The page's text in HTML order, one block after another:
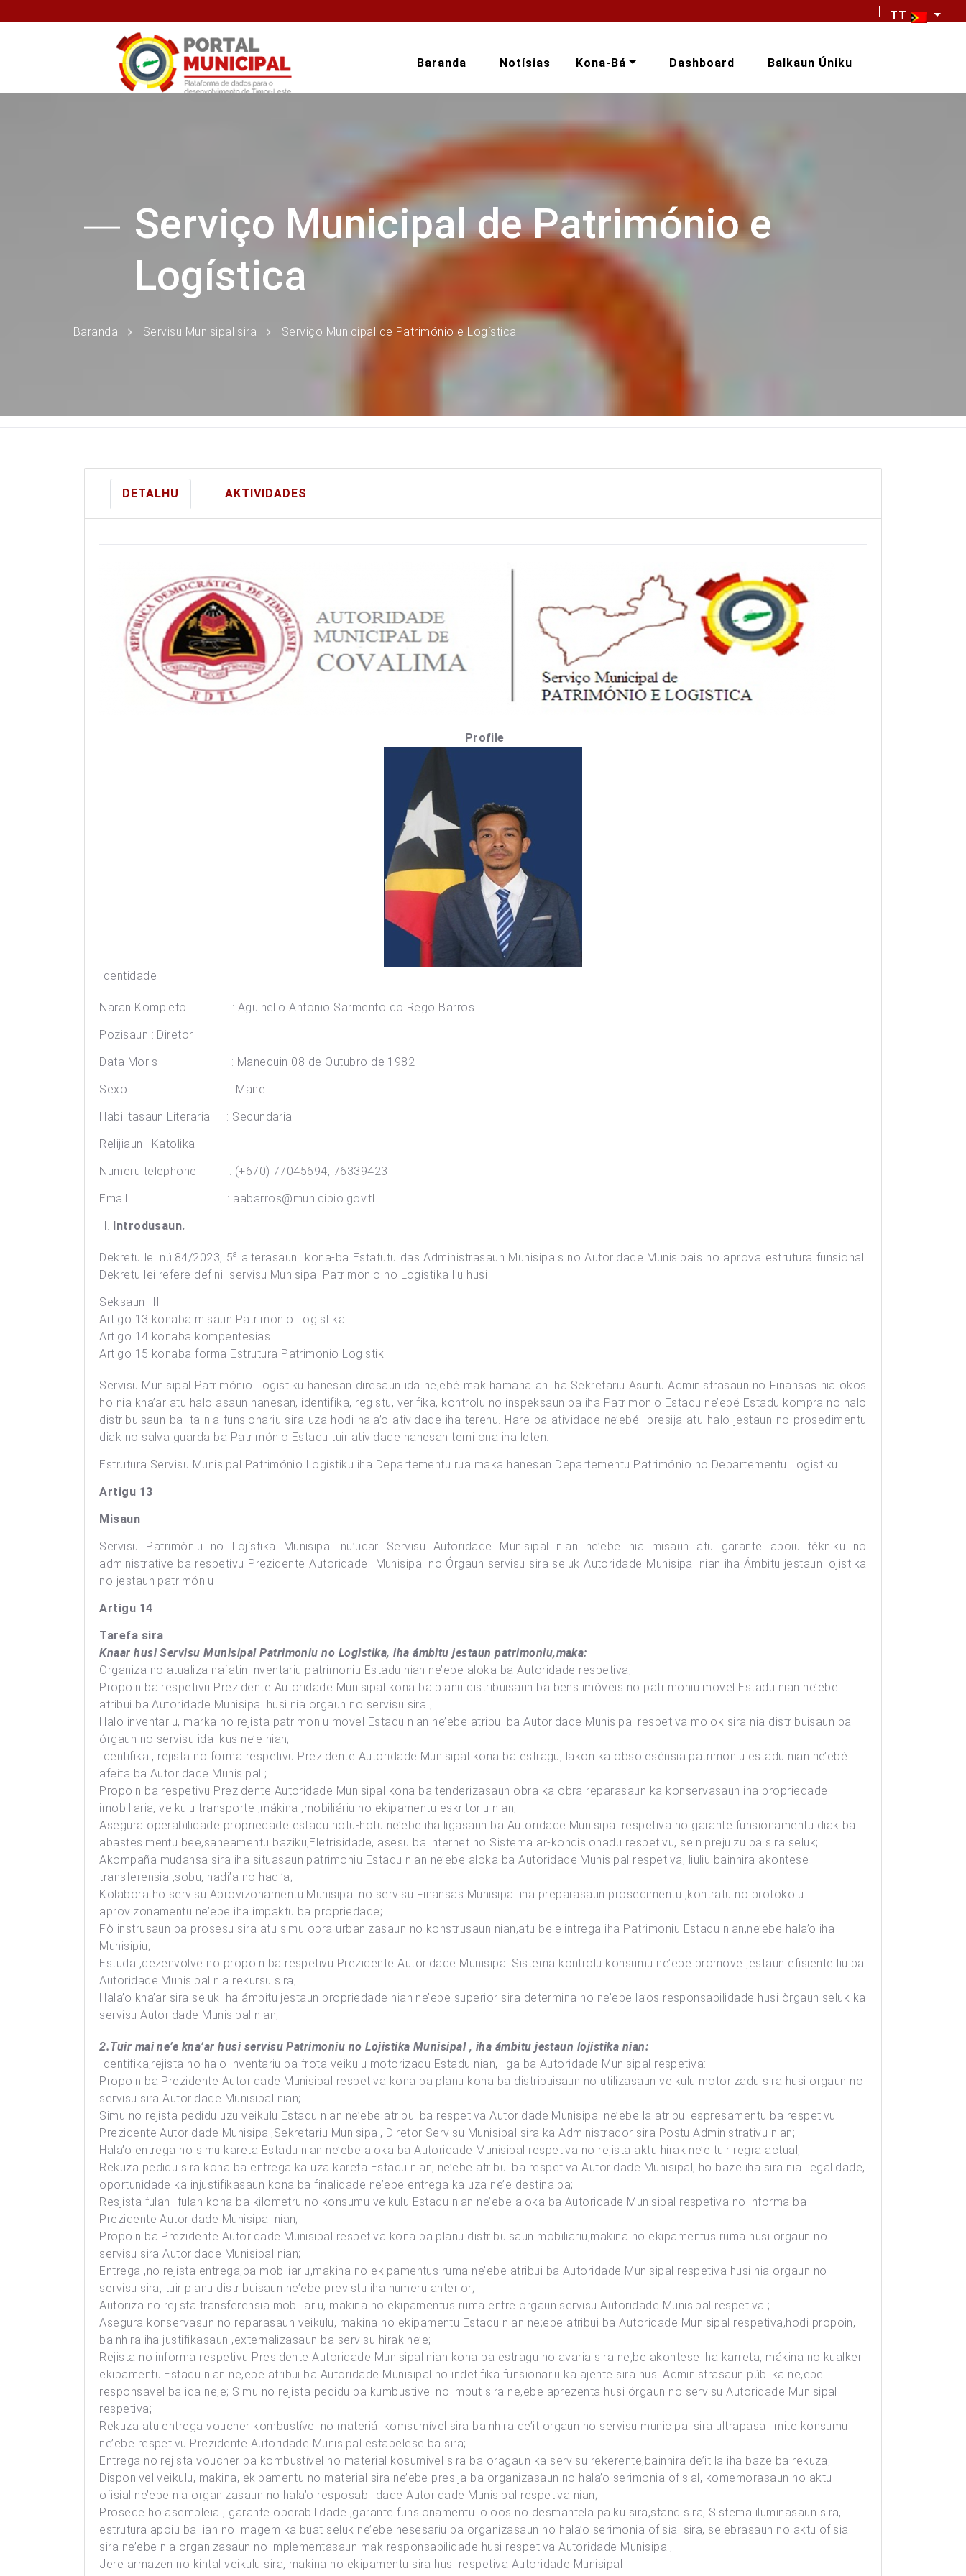
TT
Baranda Notísias Kona-Bá Dashboard Balkaun Úniku
Serviço Municipal de Património e
Logística
Baranda Servisu Munisipal sira Serviço Municipal de Património e Logística
DETALHU AKTIVIDADES
Profile
Identidade
Naran Kompleto : Aguinelio Antonio Sarmento do Rego Barros
Pozisaun : Diretor
Data Moris : Manequin 08 de Outubro de 1982
Sexo : Mane
Habilitasaun Literaria : Secundaria
Relijiaun : Katolika
Numeru telephone : (+670) 77045694, 76339423
Email : aabarros@municipio.gov.tl
II. Introdusaun.
Dekretu lei nú.84/2023, 5a alterasaun kona-ba Estatutu das Administrasaun Munisipais no Autoridade Munisipais no aprova estrutura funsional.
Dekretu lei refere defini servisu Munisipal Patrimonio no Logistika liu husi :
Seksaun III
Artigo 13 konaba misaun Patrimonio Logistika
Artigo 14 konaba kompentesias
Artigo 15 konaba forma Estrutura Patrimonio Logistik
Servisu Munisipal Património Logistiku hanesan diresaun ida ne,ebé mak hamaha an iha Sekretariu Asuntu Administrasaun no Finansas nia okos
ho nia kna’ar atu halo asaun hanesan, identifika, registu, verifika, kontrolu no inspeksaun ba iha Patrimonio Estadu ne’ebé Estadu kompra no halo
distribuisaun ba ita nia funsionariu sira uza hodi hala’o atividade iha terenu. Hare ba atividade ne’ebé presija atu halo jestaun no prosedimentu
diak no salva guarda ba Património Estadu tuir atividade hanesan temi ona iha leten.
Estrutura Servisu Munisipal Património Logistiku iha Departementu rua maka hanesan Departementu Património no Departementu Logistiku.
Artigu 13
Misaun
Servisu Patrimòniu no Lojístika Munisipal nu’udar Servisu Autoridade Munisipal nian ne’ebe nia misaun atu garante apoiu tékniku no
administrative ba respetivu Prezidente Autoridade Munisipal no Órgaun servisu sira seluk Autoridade Munisipal nian iha Ámbitu jestaun lojistika
no jestaun patrimóniu
Artigu 14
Tarefa sira
Knaar husi Servisu Munisipal Patrimoniu no Logistika, iha ámbitu jestaun patrimoniu,maka:
Organiza no atualiza nafatin inventariu patrimoniu Estadu nian ne’ebe aloka ba Autoridade respetiva;
Propoin ba respetivu Prezidente Autoridade Munisipal kona ba planu distribuisaun ba bens imóveis no patrimoniu movel Estadu nian ne’ebe
atribui ba Autoridade Munisipal husi nia orgaun no servisu sira ;
Halo inventariu, marka no rejista patrimoniu movel Estadu nian ne’ebe atribui ba Autoridade Munisipal respetiva molok sira nia distribuisaun ba
órgaun no servisu ida ikus ne’e nian;
Identifika , rejista no forma respetivu Prezidente Autoridade Munisipal kona ba estragu, lakon ka obsolesénsia patrimoniu estadu nian ne’ebé
afeita ba Autoridade Munisipal ;
Propoin ba respetivu Prezidente Autoridade Munisipal kona ba tenderizasaun obra ka obra reparasaun ka konservasaun iha propriedade
imobiliaria, veikulu transporte ,mákina ,mobiliáriu no ekipamentu eskritoriu nian;
Asegura operabilidade propriedade estadu hotu-hotu ne’ebe iha ligasaun ba Autoridade Munisipal respetiva no garante funsionamentu diak ba
abastesimentu bee,saneamentu baziku,Eletrisidade, asesu ba internet no Sistema ar-kondisionadu respetivu, sein prejuizu ba sira seluk;
Akompaña mudansa sira iha situasaun patrimoniu Estadu nian ne’ebe aloka ba Autoridade Munisipal respetiva, liuliu bainhira akontese
transferensia ,sobu, hadi’a no hadi’a;
Kolabora ho servisu Aprovizonamentu Munisipal no servisu Finansas Munisipal iha preparasaun prosedimentu ,kontratu no protokolu
aprovizonamentu ne’ebe iha impaktu ba propriedade;
Fò instrusaun ba prosesu sira atu simu obra urbanizasaun no konstrusaun nian,atu bele intrega iha Patrimoniu Estadu nian,ne’ebe hala’o iha
Munisipiu;
Estuda ,dezenvolve no propoin ba respetivu Prezidente Autoridade Munisipal Sistema kontrolu konsumu ne’ebe promove jestaun efisiente liu ba
Autoridade Munisipal nia rekursu sira;
Hala’o kna’ar sira seluk iha ámbitu jestaun propriedade nian ne’ebe superior sira determina no ne’ebe la’os responsabilidade husi òrgaun seluk ka
servisu Autoridade Munisipal nian;
2.Tuir mai ne’e kna’ar husi servisu Patrimoniu no Lojistika Munisipal , iha ámbitu jestaun lojistika nian:
Identifika,rejista no halo inventariu ba frota veikulu motorizadu Estadu nian, liga ba Autoridade Munisipal respetiva:
Propoin ba Prezidente Autoridade Munisipal respetiva kona ba planu kona ba distribuisaun no utilizasaun veikulu motorizadu sira husi orgaun no
servisu sira Autoridade Munisipal nian;
Simu no rejista pedidu uzu veikulu Estadu nian ne’ebe atribui ba respetiva Autoridade Munisipal ne’ebe la atribui espresamentu ba respetivu
Prezidente Autoridade Munisipal,Sekretariu Munisipal, Diretor Servisu Munisipal sira ka Administrador sira Postu Administrativu nian;
Hala’o entrega no simu kareta Estadu nian ne’ebe aloka ba Autoridade Munisipal respetiva no rejista aktu hirak ne’e tuir regra actual;
Rekuza pedidu sira kona ba entrega ka uza kareta Estadu nian, ne’ebe atribui ba respetiva Autoridade Munisipal, ho baze iha sira nia ilegalidade,
oportunidade ka injustifikasaun kona ba finalidade ne’ebe entrega ka uza ne’e destina ba;
Resjista fulan -fulan kona ba kilometru no konsumu veikulu Estadu nian ne’ebe aloka ba Autoridade Munisipal respetiva no informa ba
Prezidente Autoridade Munisipal nian;
Propoin ba Prezidente Autoridade Munisipal respetiva kona ba planu distribuisaun mobiliariu,makina no ekipamentus ruma husi orgaun no
servisu sira Autoridade Munisipal nian;
Entrega ,no rejista entrega,ba mobiliariu,makina no ekipamentus ruma ne’ebe atribui ba Autoridade Munisipal respetiva husi nia orgaun no
servisu sira, tuir planu distribuisaun ne’ebe previstu iha numeru anterior;
Autoriza no rejista transferensia mobiliariu, makina no ekipamentus ruma entre orgaun servisu Autoridade Munisipal respetiva ;
Asegura konservasun no reparasaun veikulu, makina no ekipamentu Estadu nian ne;ebe atribui ba Autoridade Munisipal respetiva,hodi propoin,
bainhira iha justifikasaun ,externalizasaun ba servisu hirak ne’e;
Rejista no informa respetivu Presidente Autoridade Munisipal nian kona ba estragu no avaria sira ne,be akontese iha karreta, mákina no kualker
ekipamentu Estadu nian ne,ebe atribui ba Autoridade Munisipal no indetifika funsionariu ka ajente sira husi Administrasaun públika ne,ebe
responsavel ba ida ne,e; Simu no rejista pedidu ba kumbustivel no imput sira ne,ebe aprezenta husi órgaun no servisu Autoridade Munisipal
respetiva;
Rekuza atu entrega voucher kombustível no materiál komsumível sira bainhira de’it orgaun no servisu municipal sira ultrapasa limite konsumu
ne’ebe respetivu Prezidente Autoridade Munisipal estabelese ba sira;
Entrega no rejista voucher ba kombustível no material kosumivel sira ba oragaun ka servisu rekerente,bainhira de’it la iha baze ba rekuza;
Disponivel veikulu, makina, ekipamentu no material sira ne’ebe presija ba organizasaun no hala’o serimonia ofisial, komemorasaun no aktu
ofisial ne’ebe nia organizasaun no hala’o resposabilidade Autoridade Munisipal respetiva nian;
Prosede ho asembleia , garante operabilidade ,garante funsionamentu loloos no desmantela palku sira,stand sira, Sistema iluminasaun sira,
estrutura apoiu ba lian no imagem ka buat seluk ne’ebe nesesariu ba organizasaun no hala’o serimonia ofisial sira, selebrasaun no aktu ofisial
sira ne’ebe nia organizasaun no implementasaun mak responsabilidade husi respetiva Autoridade Munisipal;
Jere armazen no kintal veikulu sira, makina no ekipamentu sira husi respetiva Autoridade Munisipal